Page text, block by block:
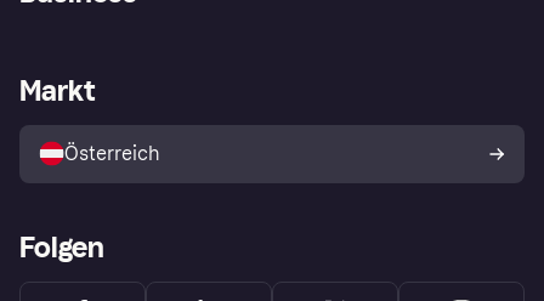
Shops entdecken
Händlerportal
Markt
Österreich
Folgen